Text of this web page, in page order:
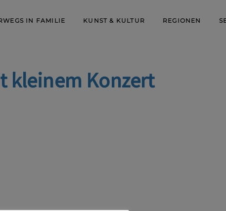
IN FAMILIE KUNST & KULTUR REGIONEN
kleinem Konzert